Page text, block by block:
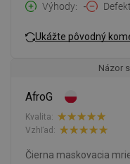
Výhody
-
Ukážte pôvodný
Názor
AfroG
Kvalita:
Vzhľad:
Čierna maskovacia